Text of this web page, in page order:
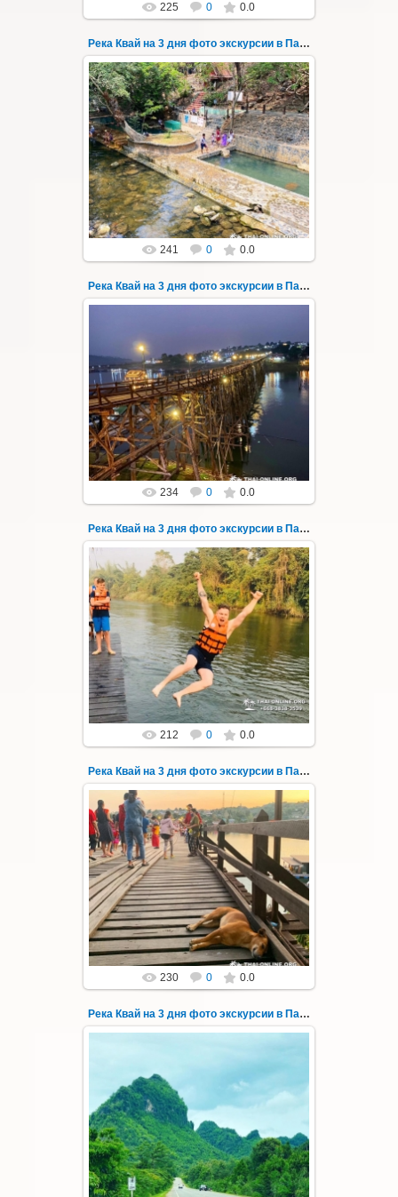
225 0 0.0
Река Квай на 3 дня фото экскурсии в Паттайе 7
22.03.2023
Тур на три дня из Паттайи на реку Квай,
водопады Эраван, Сайок Ной и Сайок Яй,
затопленный город Сангклабури, деревня...
Thai-Online
241 0 0.0
Река Квай на 3 дня фото экскурсии в Паттайе 70
22.03.2023
Тур на три дня из Паттайи на реку Квай,
водопады Эраван, Сайок Ной и Сайок Яй,
затопленный город Сангклабури, деревня...
Thai-Online
234 0 0.0
Река Квай на 3 дня фото экскурсии в Паттайе 71
22.03.2023
Тур на три дня из Паттайи на реку Квай,
водопады Эраван, Сайок Ной и Сайок Яй,
затопленный город Сангклабури, деревня...
Thai-Online
212 0 0.0
Река Квай на 3 дня фото экскурсии в Паттайе 72
22.03.2023
Тур на три дня из Паттайи на реку Квай,
водопады Эраван, Сайок Ной и Сайок Яй,
затопленный город Сангклабури, деревня...
Thai-Online
230 0 0.0
Река Квай на 3 дня фото экскурсии в Паттайе 73
22.03.2023
Тур на три дня из Паттайи на реку Квай,
водопады Эраван, Сайок Ной и Сайок Яй,
затопленный город Сангклабури, деревня...
Thai-Online